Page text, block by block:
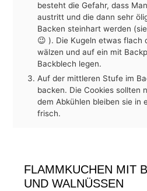
besteht die Gefahr, dass
austritt und die dann sehr
Backen steinhart werden
😉 ). Die Kugeln etwas flach
wälzen und auf ein mit
Backblech legen.
Auf der mittleren Stufe im
backen. Die Cookies sollten
dem Abkühlen bleiben sie in
frisch.
FLAMMKUCHEN MIT
UND WALNÜSSEN